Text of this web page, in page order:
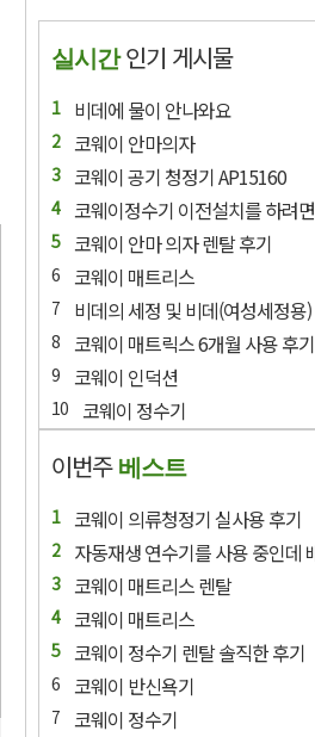
실시간인기 게시물
비데에 물이 안나와요
코웨이 안마의자
코웨이 공기 청정기 AP15160
코웨이 안마 의자 렌탈 후기
코웨이 매트리스
코웨이 매트릭스 6개월 사용 후기
코웨이 인덕션
코웨이 정수기
이번주 베스트
코웨이 의류청정기 실사용 후기
코웨이 매트리스 렌탈
코웨이 매트리스
코웨이 정수기 렌탈 솔직한 후기
코웨이 반신욕기
코웨이 정수기